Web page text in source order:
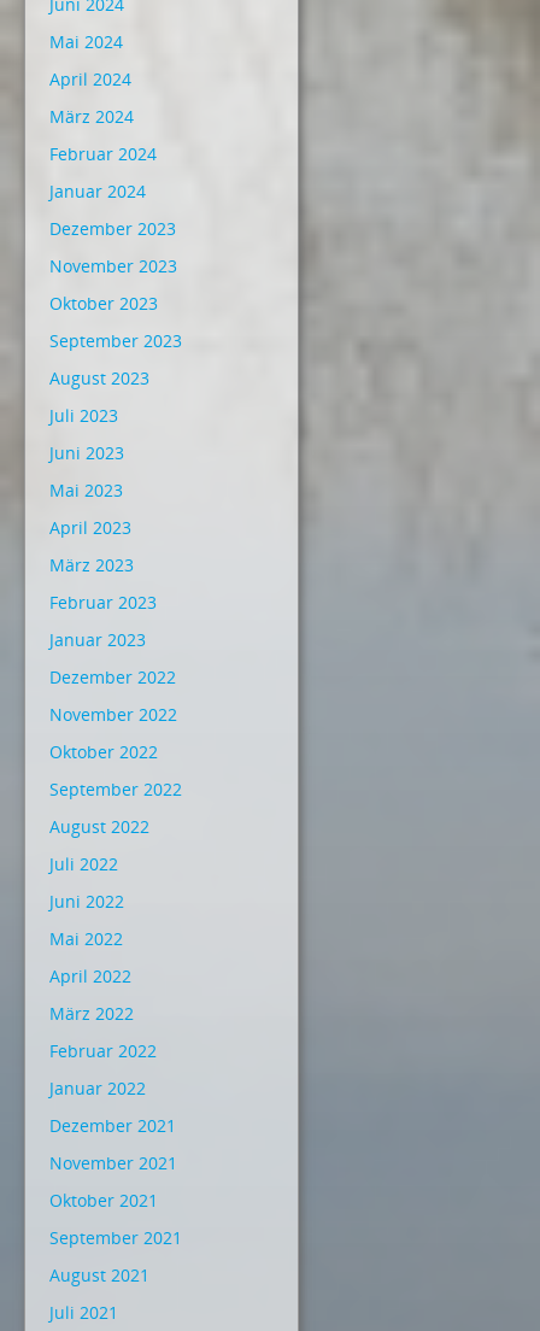
Mai 2024
April 2024
März 2024
Februar 2024
Januar 2024
Dezember 2023
November 2023
Oktober 2023
September 2023
August 2023
Juli 2023
Juni 2023
Mai 2023
April 2023
März 2023
Februar 2023
Januar 2023
Dezember 2022
November 2022
Oktober 2022
September 2022
August 2022
Juli 2022
Juni 2022
Mai 2022
April 2022
März 2022
Februar 2022
Januar 2022
Dezember 2021
November 2021
Oktober 2021
September 2021
August 2021
Juli 2021